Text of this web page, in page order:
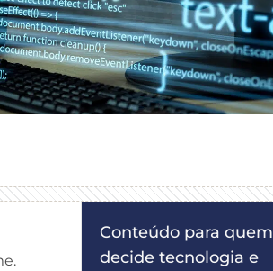
Conteúdo para quem
decide tecnologia e